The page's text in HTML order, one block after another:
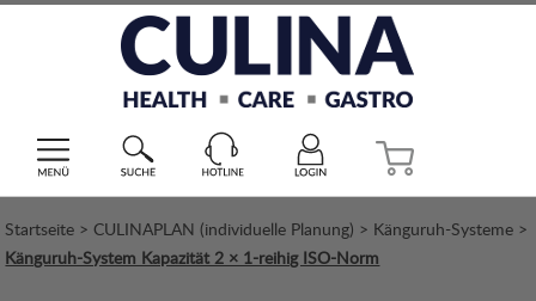
Startseite >CULINAPLAN (individuelle Planung) > Känguruh-Systeme >
Känguruh-System Kapazität 2 × 1-reihig ISO-Norm